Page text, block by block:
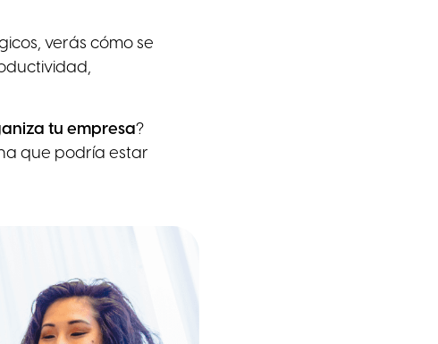
verás cómo se
tu empresa?
que podría estar